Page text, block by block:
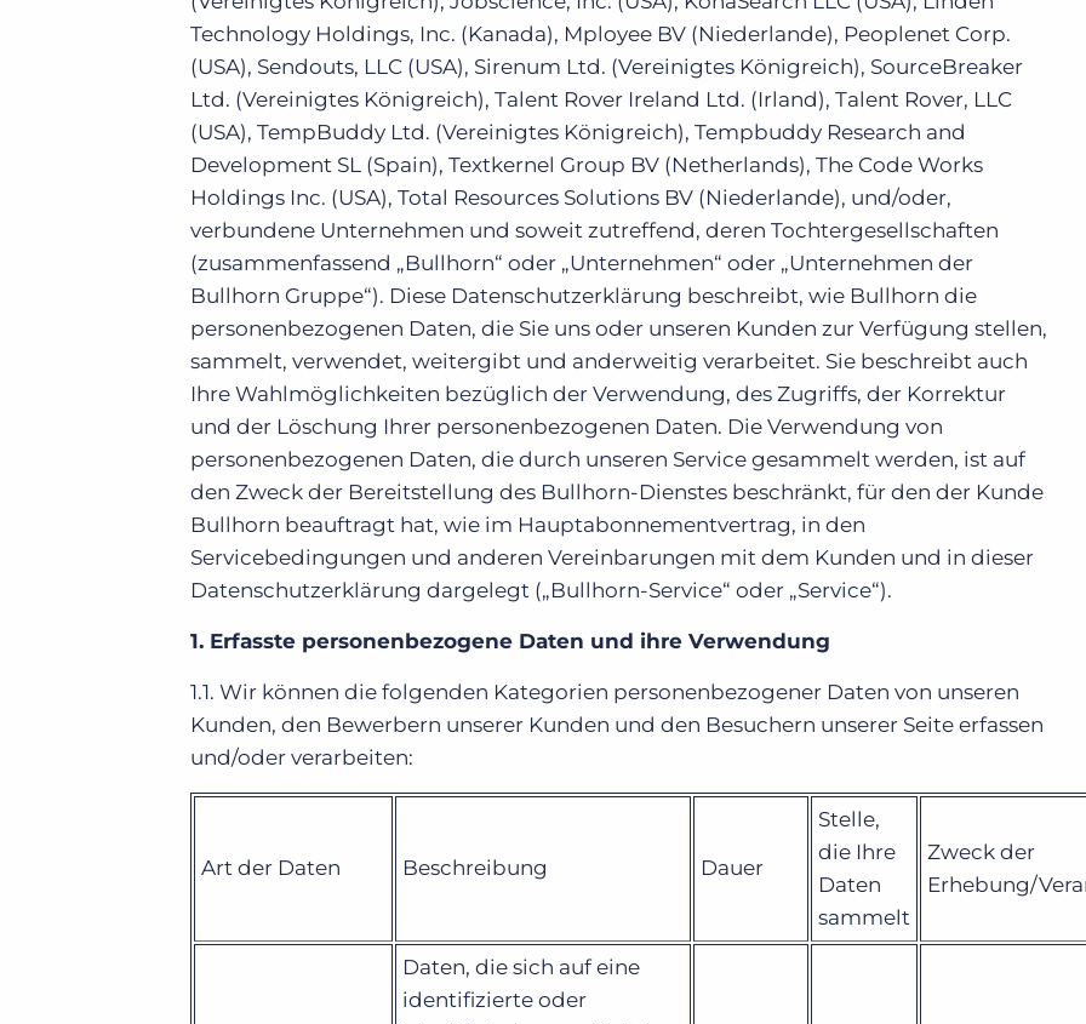
Technology Holdings, Inc. (Kanada), Mployee BV (Niederlande), Peoplenet Corp.
(USA), Sendouts, LLC (USA), Sirenum Ltd. (Vereinigtes Königreich), SourceBreaker
Ltd. (Vereinigtes Königreich), Talent Rover Ireland Ltd. (Irland), Talent Rover, LLC
(USA), TempBuddy Ltd. (Vereinigtes Königreich), Tempbuddy Research and
Development SL (Spain), Textkernel Group BV (Netherlands), The Code Works
Holdings Inc. (USA), Total Resources Solutions BV (Niederlande), und/oder,
verbundene Unternehmen und soweit zutreffend, deren Tochtergesellschaften
(zusammenfassend „Bullhorn“ oder „Unternehmen“ oder „Unternehmen der
Bullhorn Gruppe“). Diese Datenschutzerklärung beschreibt, wie Bullhorn die
personenbezogenen Daten, die Sie uns oder unseren Kunden zur Verfügung stellen,
sammelt, verwendet, weitergibt und anderweitig verarbeitet. Sie beschreibt auch
Ihre Wahlmöglichkeiten bezüglich der Verwendung, des Zugriffs, der Korrektur
und der Löschung Ihrer personenbezogenen Daten. Die Verwendung von
personenbezogenen Daten, die durch unseren Service gesammelt werden, ist auf
den Zweck der Bereitstellung des Bullhorn-Dienstes beschränkt, für den der Kunde
Bullhorn beauftragt hat, wie im Hauptabonnementvertrag, in den
Servicebedingungen und anderen Vereinbarungen mit dem Kunden und in dieser
Datenschutzerklärung dargelegt („Bullhorn-Service“ oder „Service“).
1. Erfasste personenbezogene Daten und ihre Verwendung
1.1. Wir können die folgenden Kategorien personenbezogener Daten von unseren
Kunden, den Bewerbern unserer Kunden und den Besuchern unserer Seite erfassen
und/oder verarbeiten:
Art der Daten Beschreibung Dauer
Stelle,
die Ihre
Daten
sammelt
Zweck der
Erhebung/
Daten, die sich auf eine
identifizierte oder